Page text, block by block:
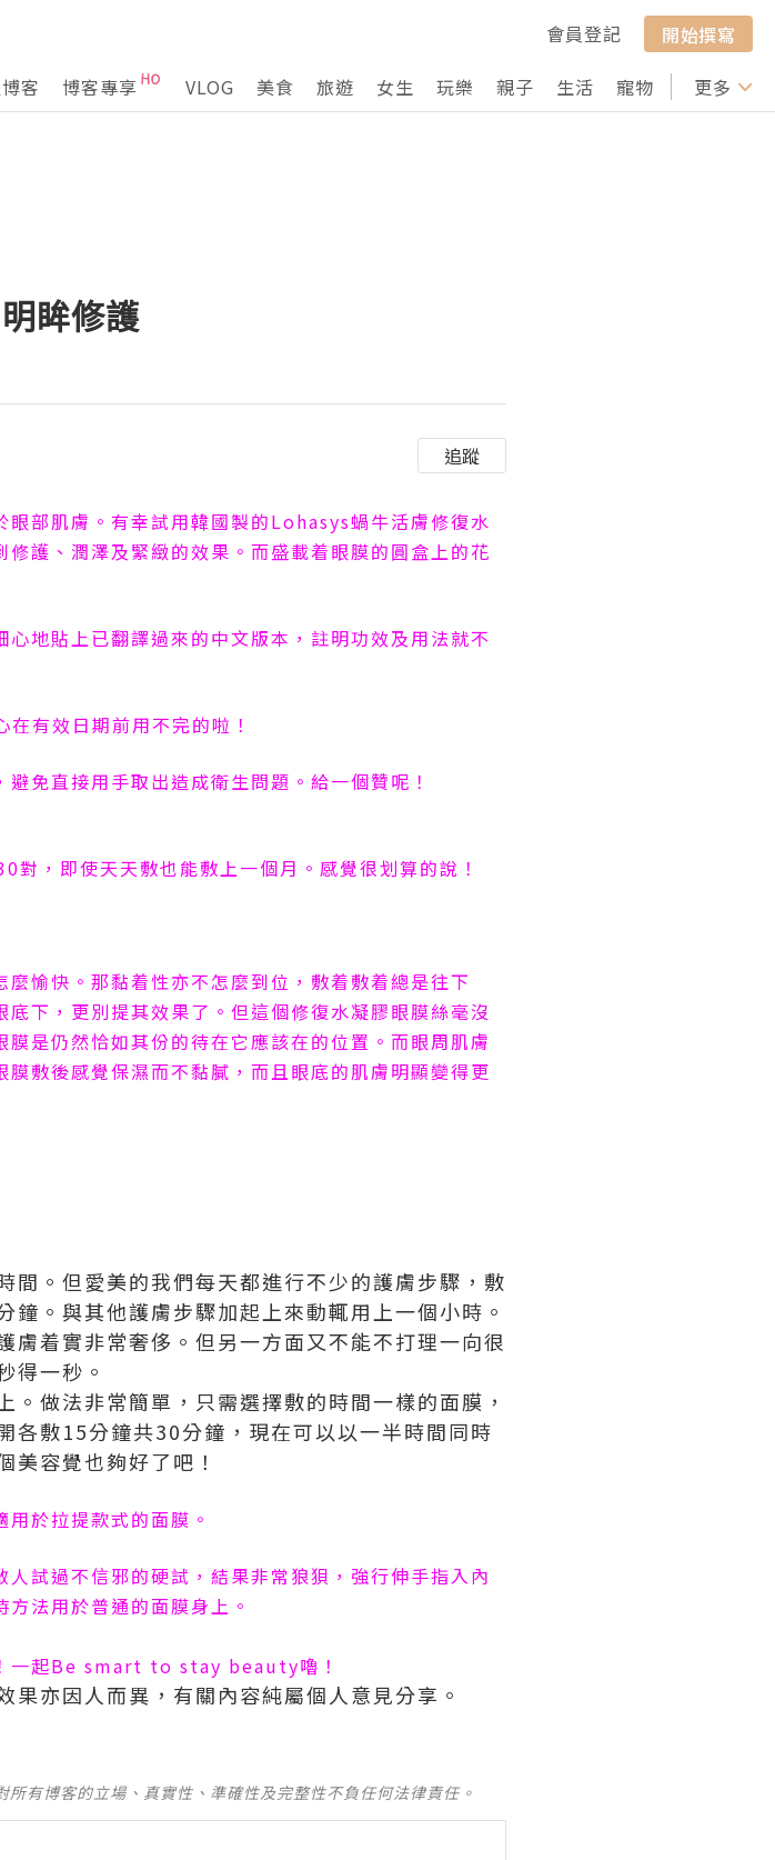
會員登記
開始撰寫
客 博客專享 VLOG 美食 旅遊 女生 玩樂 親子 生活 寵物 行山 打卡
更多
眸修護
追蹤
部肌膚。有幸試用韓國製的Lohasys蝸牛活膚修復水
護、潤澤及緊緻的效果。而盛載着眼膜的圓盒上的花
地貼上已翻譯過來的中文版本，註明功效及用法就不
有效日期前用不完的啦！
免直接用手取出造成衛生問題。給一個贊呢！
對，即使天天敷也能敷上一個月。感覺很划算的說！
愉快。那黏着性亦不怎麼到位，敷着敷着總是往下
下，更別提其效果了。但這個修復水凝膠眼膜絲毫沒
是仍然恰如其份的待在它應該在的位置。而眼周肌膚
敷後感覺保濕而不黏膩，而且眼底的肌膚明顯變得更
間。但愛美的我們每天都進行不少的護膚步驟，敷
。與其他護膚步驟加起上來動輒用上一個小時。
膚着實非常奢侈。但另一方面又不能不打理一向很
得一秒。
做法非常簡單，只需選擇敷的時間一樣的面膜，
各敷15分鐘共30分鐘，現在可以以一半時間同時
美容覺也夠好了吧！
於拉提款式的面膜。
試過不信邪的硬試，結果非常狼狽，強行伸手指入內
法用於普通的面膜身上。
一起Be smart to stay beauty嚕！
亦因人而異，有關內容純屬個人意見分享。
有博客的立場、真實性、準確性及完整性不負任何法律責任。